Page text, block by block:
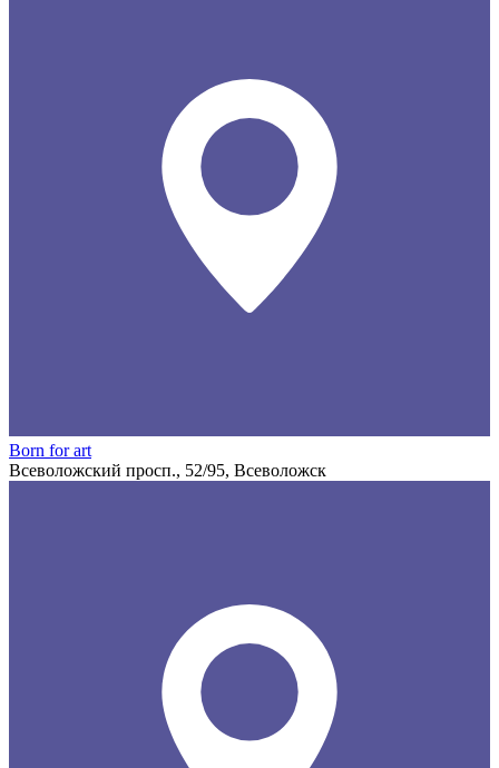
Born for art
Всеволожский просп., 52/95, Всеволожск